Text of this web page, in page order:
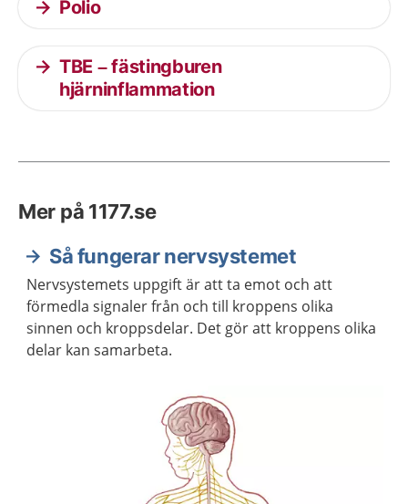
Polio
TBE – fästingburen
hjärninflammation
Mer på 1177.se
Så fungerar nervsystemet
Nervsystemets uppgift är att ta emot och att
förmedla signaler från och till kroppens olika
sinnen och kroppsdelar. Det gör att kroppens olika
delar kan samarbeta.